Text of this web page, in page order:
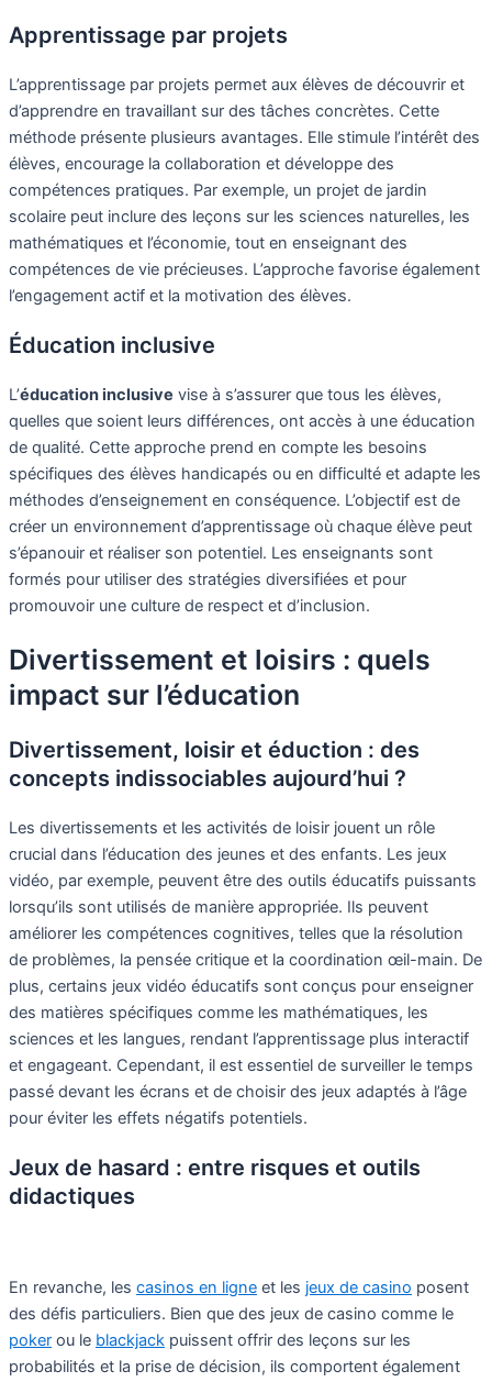
Apprentissage par projets
L’apprentissage par projets permet aux élèves de découvrir et
d’apprendre en travaillant sur des tâches concrètes. Cette
méthode présente plusieurs avantages. Elle stimule l’intérêt des
élèves, encourage la collaboration et développe des
compétences pratiques. Par exemple, un projet de jardin
scolaire peut inclure des leçons sur les sciences naturelles, les
mathématiques et l’économie, tout en enseignant des
compétences de vie précieuses. L’approche favorise également
l’engagement actif et la motivation des élèves.
Éducation inclusive
L’éducation inclusive vise à s’assurer que tous les élèves,
quelles que soient leurs différences, ont accès à une éducation
de qualité. Cette approche prend en compte les besoins
spécifiques des élèves handicapés ou en difficulté et adapte les
méthodes d’enseignement en conséquence. L’objectif est de
créer un environnement d’apprentissage où chaque élève peut
s’épanouir et réaliser son potentiel. Les enseignants sont
formés pour utiliser des stratégies diversifiées et pour
promouvoir une culture de respect et d’inclusion.
Divertissement et loisirs : quels
impact sur l’éducation
Divertissement, loisir et éduction : des
concepts indissociables aujourd’hui ?
Les divertissements et les activités de loisir jouent un rôle
crucial dans l’éducation des jeunes et des enfants. Les jeux
vidéo, par exemple, peuvent être des outils éducatifs puissants
lorsqu’ils sont utilisés de manière appropriée. Ils peuvent
améliorer les compétences cognitives, telles que la résolution
de problèmes, la pensée critique et la coordination œil-main. De
plus, certains jeux vidéo éducatifs sont conçus pour enseigner
des matières spécifiques comme les mathématiques, les
sciences et les langues, rendant l’apprentissage plus interactif
et engageant. Cependant, il est essentiel de surveiller le temps
passé devant les écrans et de choisir des jeux adaptés à l’âge
pour éviter les effets négatifs potentiels.
Jeux de hasard : entre risques et outils
didactiques
En revanche, les casinos en ligne et les jeux de casino posent
des défis particuliers. Bien que des jeux de casino comme le
poker ou le blackjack puissent offrir des leçons sur les
probabilités et la prise de décision, ils comportent également